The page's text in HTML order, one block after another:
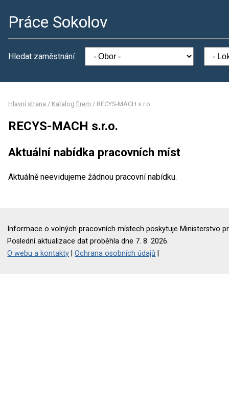
Práce Sokolov
Hledat zaměstnání
Hlavní strana / Katalog firem / RECYS-MACH s.r.o.
RECYS-MACH s.r.o.
Aktuální nabídka pracovních míst
Aktuálně neevidujeme žádnou pracovní nabídku.
Informace o volných pracovních místech poskytuje Ministerstvo
Poslední aktualizace dat proběhla dne 7. 8. 2026.
O webu a kontakty |Ochrana osobních údajů